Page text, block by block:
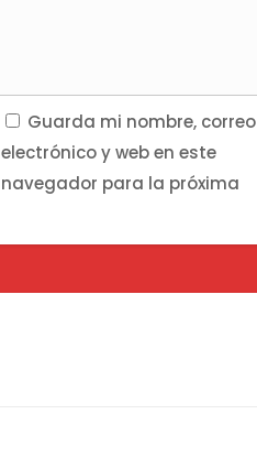
Guarda mi nombre, correo
electrónico y web en este
navegador para la próxima